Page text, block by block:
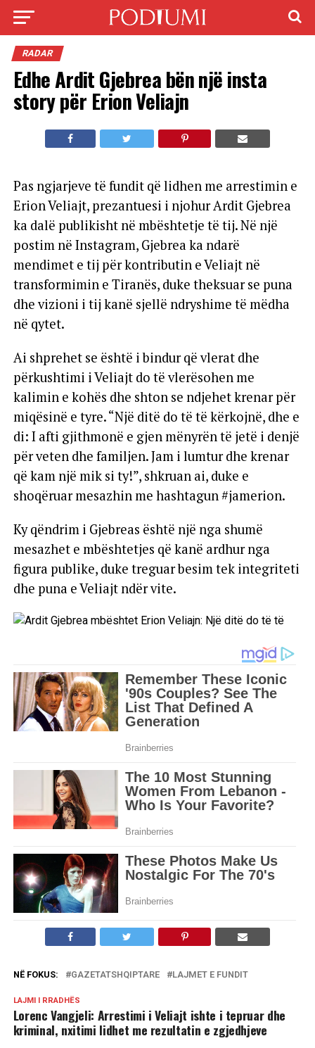
RADAR
Edhe Ardit Gjebrea bën një insta
story për Erion Veliajn
Pas ngjarjeve të fundit që lidhen me arrestimin e
Erion Veliajt, prezantuesi i njohur Ardit Gjebrea
ka dalë publikisht në mbështetje të tij. Në një
postim në Instagram, Gjebrea ka ndarë
mendimet e tij për kontributin e Veliajt në
transformimin e Tiranës, duke theksuar se puna
dhe vizioni i tij kanë sjellë ndryshime të mëdha
në qytet.
Ai shprehet se është i bindur që vlerat dhe
përkushtimi i Veliajt do të vlerësohen me
kalimin e kohës dhe shton se ndjehet krenar për
miqësinë e tyre. “Një ditë do të të kërkojnë, dhe e
di: I afti gjithmonë e gjen mënyrën të jetë i denjë
për veten dhe familjen. Jam i lumtur dhe krenar
që kam një mik si ty!”, shkruan ai, duke e
shoqëruar mesazhin me hashtagun #jamerion.
Ky qëndrim i Gjebreas është një nga shumë
mesazhet e mbështetjes që kanë ardhur nga
figura publike, duke treguar besim tek integriteti
dhe puna e Veliajt ndër vite.
NË FOKUS: GAZETATSHQIPTARE LAJMET E FUNDIT
LAJMI I RRADHËS
Lorenc Vangjeli: Arrestimi i Veliajt ishte i tepruar dhe
kriminal, nxitimi lidhet me rezultatin e zgjedhjeve